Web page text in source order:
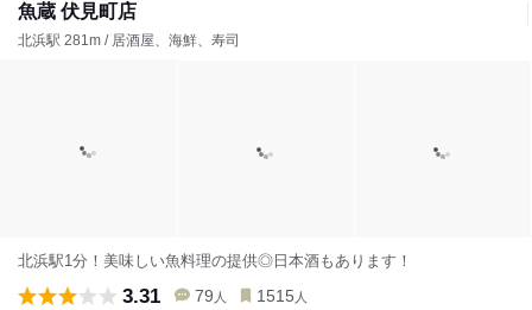
魚蔵 伏見町店
北浜駅 281m / 居酒屋、海鮮、寿司
北浜駅1分！美味しい魚料理の提供◎日本酒もあります！
3.31 79 人 1515 人